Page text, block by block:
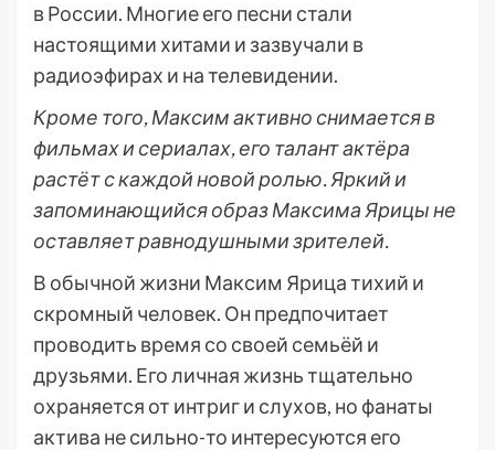
в России. Многие его песни стали
настоящими хитами и зазвучали в
радиоэфирах и на телевидении.
Кроме того, Максим активно снимается в
фильмах и сериалах, его талант актёра
растёт с каждой новой ролью. Яркий и
запоминающийся образ Максима Ярицы не
оставляет равнодушными зрителей.
В обычной жизни Максим Ярица тихий и
скромный человек. Он предпочитает
проводить время со своей семьёй и
друзьями. Его личная жизнь тщательно
охраняется от интриг и слухов, но фанаты
актива не сильно-то интересуются его